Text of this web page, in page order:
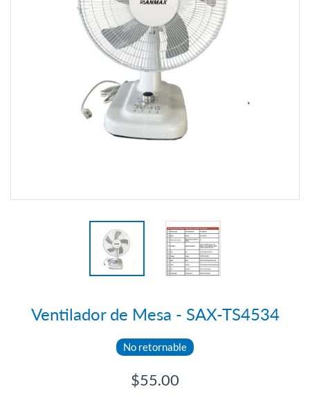
Ventilador de Mesa - SAX-TS4534
No retornable
$55.00